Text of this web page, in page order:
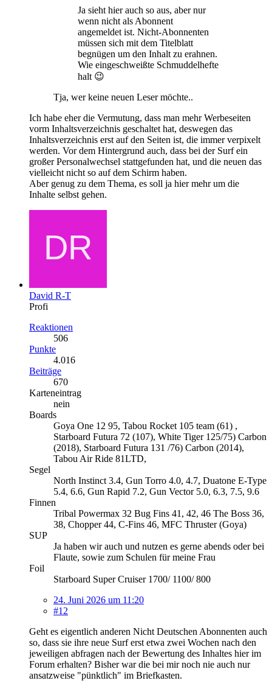
Ja sieht hier auch so aus, aber nur
wenn nicht als Abonnent
angemeldet ist. Nicht-Abonnenten
müssen sich mit dem Titelblatt
begnügen um den Inhalt zu erahnen.
Wie eingeschweißte Schmuddelhefte
halt 😉
Tja, wer keine neuen Leser möchte..
Ich habe eher die Vermutung, dass man mehr Werbeseiten
vorm Inhaltsverzeichnis geschaltet hat, deswegen das
Inhaltsverzeichnis erst auf den Seiten ist, die immer verpixelt
werden. Vor dem Hintergrund auch, dass bei der Surf ein
großer Personalwechsel stattgefunden hat, und die neuen das
vielleicht nicht so auf dem Schirm haben.
Aber genug zu dem Thema, es soll ja hier mehr um die
Inhalte selbst gehen.
David R-T
Profi
Reaktionen
506
Punkte
4.016
Beiträge
670
Karteneintrag
nein
Boards
Goya One 12 95, Tabou Rocket 105 team (61) ,
Starboard Futura 72 (107), White Tiger 125/75) Carbon
(2018), Starboard Futura 131 /76) Carbon (2014),
Tabou Air Ride 81LTD,
Segel
North Instinct 3.4, Gun Torro 4.0, 4.7, Duatone E-Type
5.4, 6.6, Gun Rapid 7.2, Gun Vector 5.0, 6.3, 7.5, 9.6
Finnen
Tribal Powermax 32 Bug Fins 41, 42, 46 The Boss 36,
38, Chopper 44, C-Fins 46, MFC Thruster (Goya)
SUP
Ja haben wir auch und nutzen es gerne abends oder bei
Flaute, sowie zum Schulen für meine Frau
Foil
Starboard Super Cruiser 1700/ 1100/ 800
24. Juni 2026 um 11:20
#12
Geht es eigentlich anderen Nicht Deutschen Abonnenten auch
so, dass sie ihre neue Surf erst etwa zwei Wochen nach den
jeweiligen abfragen nach der Bewertung des Inhaltes hier im
Forum erhalten? Bisher war die bei mir noch nie auch nur
ansatzweise "pünktlich" im Briefkasten.